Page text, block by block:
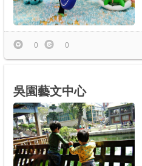
0 0
吳園藝文中心